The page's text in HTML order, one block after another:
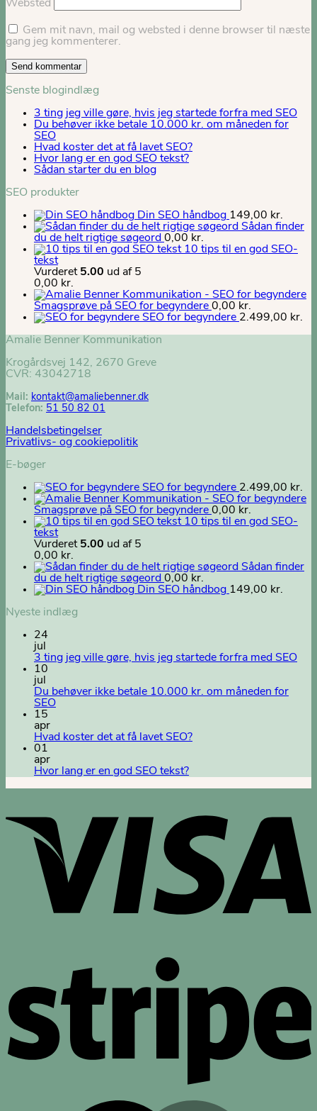
Websted
Gem mit navn, mail og websted i denne browser til næste
gang jeg kommenterer.
Senste blogindlæg
3 ting jeg ville gøre, hvis jeg startede forfra med SEO
Du behøver ikke betale 10.000 kr. om måneden for
SEO
Hvad koster det at få lavet SEO?
Hvor lang er en god SEO tekst?
Sådan starter du en blog
SEO produkter
Din SEO håndbog 149,00 kr.
Sådan finder
du de helt rigtige søgeord 0,00 kr.
10 tips til en god SEO-
tekst
Vurderet 5.00 ud af 5
0,00 kr.
Smagsprøve på SEO for begyndere 0,00 kr.
SEO for begyndere 2.499,00 kr.
Amalie Benner Kommunikation
Krogårdsvej 142, 2670 Greve
CVR: 43042718
Mail: kontakt@amaliebenner.dk
Telefon: 51 50 82 01
Handelsbetingelser
Privatlivs- og cookiepolitik
E-bøger
SEO for begyndere 2.499,00 kr.
Smagsprøve på SEO for begyndere 0,00 kr.
10 tips til en god SEO-
tekst
Vurderet 5.00 ud af 5
0,00 kr.
Sådan finder
du de helt rigtige søgeord 0,00 kr.
Din SEO håndbog 149,00 kr.
Nyeste indlæg
24
jul
3 ting jeg ville gøre, hvis jeg startede forfra med SEO
10
jul
Du behøver ikke betale 10.000 kr. om måneden for
SEO
15
apr
Hvad koster det at få lavet SEO?
01
apr
Hvor lang er en god SEO tekst?